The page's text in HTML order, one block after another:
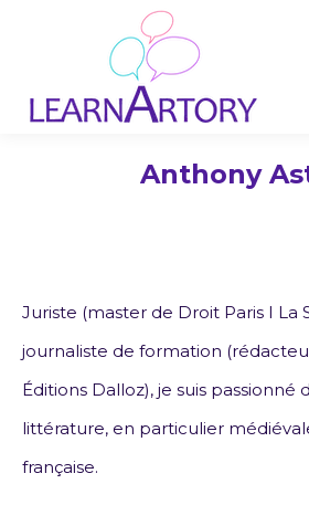
Anthony
Juriste (master de Droit Paris I La
journaliste de formation
Éditions Dalloz), je suis passionné
littérature, en particulier
française.